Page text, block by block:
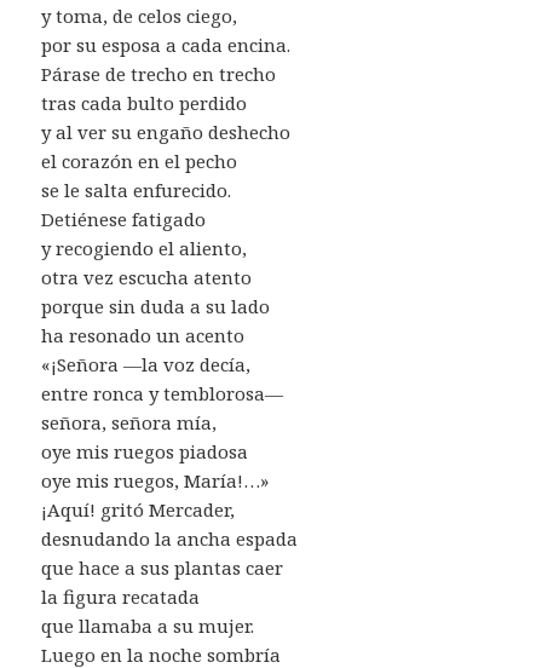
y toma, de celos ciego,
por su esposa a cada encina.
Párase de trecho en trecho
tras cada bulto perdido
y al ver su engaño deshecho
el corazón en el pecho
se le salta enfurecido.
Detiénese fatigado
y recogiendo el aliento,
otra vez escucha atento
porque sin duda a su lado
ha resonado un acento
«¡Señora —la voz decía,
entre ronca y temblorosa—
señora, señora mía,
oye mis ruegos piadosa
oye mis ruegos, María!…»
¡Aquí! gritó Mercader,
desnudando la ancha espada
que hace a sus plantas caer
la figura recatada
que llamaba a su mujer.
Luego en la noche sombría